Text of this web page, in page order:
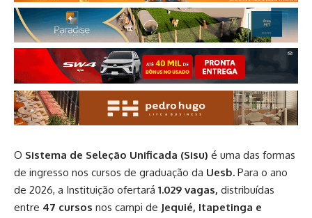
O Sistema de Seleção Unificada (Sisu) é uma das formas
de ingresso nos cursos de graduação da Uesb. Para o ano
de 2026, a Instituição ofertará 1.029 vagas, distribuídas
entre 47 cursos nos campi de Jequié, Itapetinga e